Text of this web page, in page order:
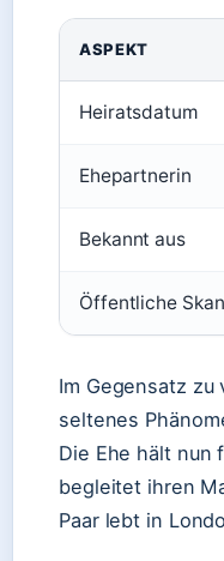
Ehe von Gordon
ASPEKT
Heiratsdatum
Ehepartnerin
Bekannt aus
Öffentliche
Im Gegensatz
seltenes
Die Ehe hält nun
begleitet ihren
Paar lebt in